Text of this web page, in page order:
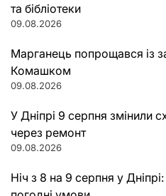
та бібліотеки
09.08.2026
Марганець попрощався із
Комашком
09.08.2026
У Дніпрі 9 серпня змінили
через ремонт
09.08.2026
Ніч з 8 на 9 серпня у